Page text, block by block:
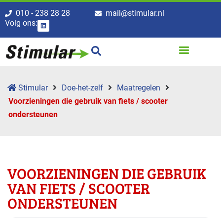
010 - 238 28 28
mail@stimular.nl
Volg ons:
Stimular Doe-het-zelf
Maatregelen
Voorzieningen die gebruik van fiets / scooter
ondersteunen
VOORZIENINGEN DIE GEBRUIK
VAN FIETS / SCOOTER
ONDERSTEUNEN